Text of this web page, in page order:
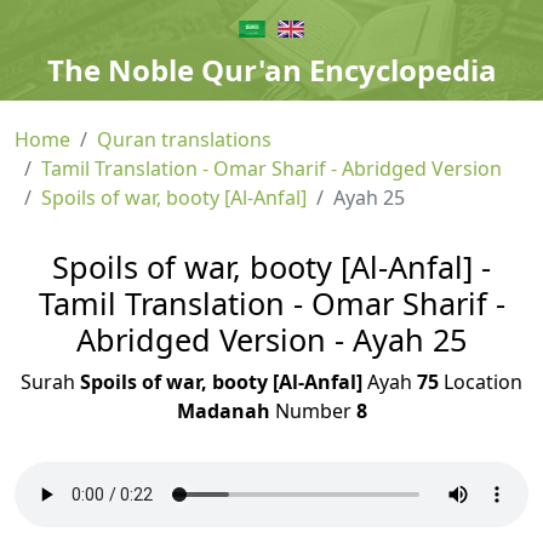
The Noble Qur'an Encyclopedia
Home
Quran translations
Tamil Translation - Omar Sharif - Abridged Version
Spoils of war, booty [Al-Anfal]
Ayah 25
Spoils of war, booty [Al-Anfal] -
Tamil Translation - Omar Sharif -
Abridged Version - Ayah 25
Surah Spoils of war, booty [Al-Anfal]Ayah 75 Location
Madanah Number8